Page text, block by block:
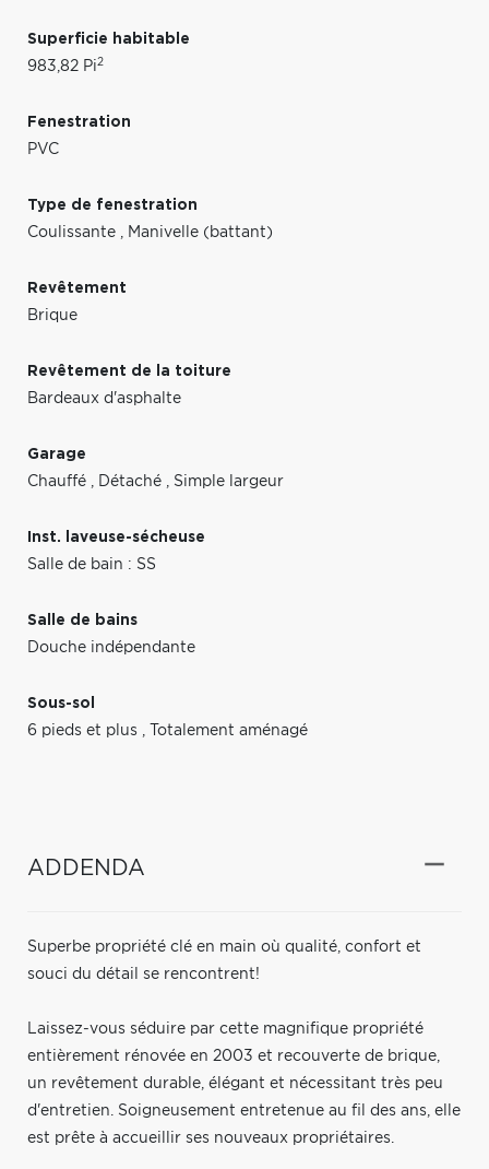
Superficie habitable
983,82 Pi2
Fenestration
PVC
Type de fenestration
Coulissante , Manivelle (battant)
Revêtement
Brique
Revêtement de la toiture
Bardeaux d'asphalte
Garage
Chauffé , Détaché , Simple largeur
Inst. laveuse-sécheuse
Salle de bain : SS
Salle de bains
Douche indépendante
Sous-sol
6 pieds et plus , Totalement aménagé
ADDENDA
Superbe propriété clé en main où qualité, confort et
souci du détail se rencontrent!
Laissez-vous séduire par cette magnifique propriété
entièrement rénovée en 2003 et recouverte de brique,
un revêtement durable, élégant et nécessitant très peu
d'entretien. Soigneusement entretenue au fil des ans, elle
est prête à accueillir ses nouveaux propriétaires.